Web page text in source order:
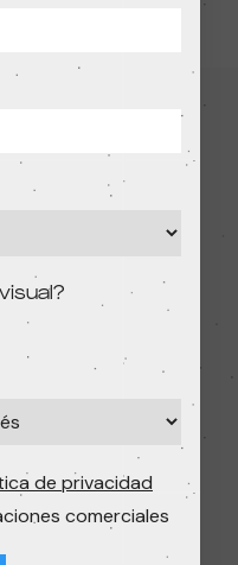
de privacidad
comerciales